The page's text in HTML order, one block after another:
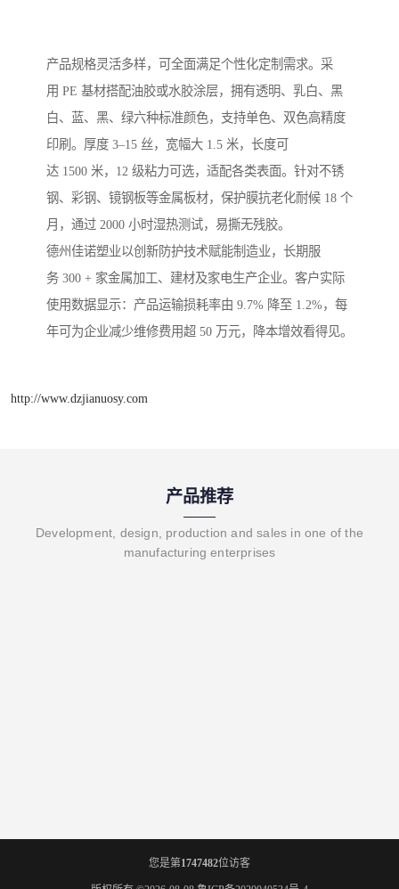
产品规格灵活多样，可全面满足个性化定制需求。采
用 PE 基材搭配油胶或水胶涂层，拥有透明、乳白、黑
白、蓝、黑、绿六种标准颜色，支持单色、双色高精度
印刷。厚度 3–15 丝，宽幅大 1.5 米，长度可
达 1500 米，12 级粘力可选，适配各类表面。针对不锈
钢、彩钢、镜钢板等金属板材，保护膜抗老化耐候 18 个
月，通过 2000 小时湿热测试，易撕无残胶。
德州佳诺塑业以创新防护技术赋能制造业，长期服
务 300 + 家金属加工、建材及家电生产企业。客户实际
使用数据显示：产品运输损耗率由 9.7% 降至 1.2%，每
年可为企业减少维修费用超 50 万元，降本增效看得见。
http://www.dzjianuosy.com
产品推荐
Development, design, production and sales in one of the
manufacturing enterprises
您是第1747482位访客